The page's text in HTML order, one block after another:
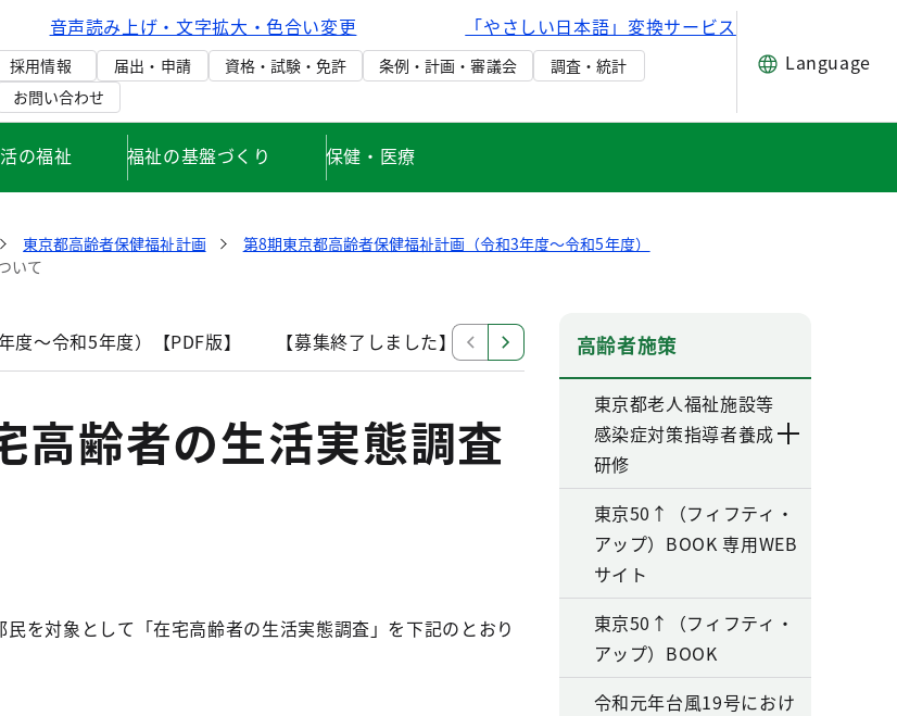
音声読み上げ・文字拡大・色合い変更 「やさしい日本語」変換サービス
採用情報 届出・申請 資格・試験・免許 条例・計画・審議会
調査・統計
お問い合わせ
Language
の福祉 福祉の基盤づくり 保健・医療
東京都高齢者保健福祉計画
第8期東京都高齢者保健福祉計画（令和3年度～令和5年度）
いて
～令和5年度）【PDF版】 【募集終了しました】第8期東京都高齢者保健福祉計画（令和3年度～令和
高齢者の生活実態調査
を対象として「在宅高齢者の生活実態調査」を下記のとおり
高齢者施策
東京都老人福祉施設等
感染症対策指導者養成
研修
東京50↑（フィフティ・
アップ）BOOK 専用WEB
サイト
東京50↑（フィフティ・
アップ）BOOK
令和元年台風19号におけ